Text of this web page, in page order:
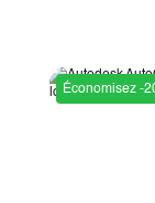
Économisez -